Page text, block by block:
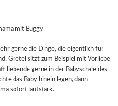
gerne die Dinge, die eigentlich für
Gretel sitzt zum Beispiel mit Vorliebe
liebende gerne in der Babyschale des
das Baby hinein legen, dann
sofort lautstark.